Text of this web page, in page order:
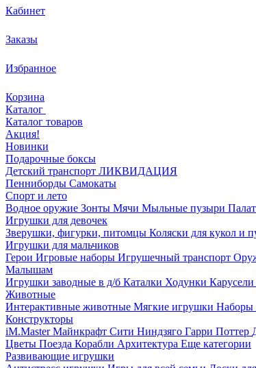
Кабинет
Заказы
Избранное
Корзина
Каталог
Каталог товаров
Акция!
Новинки
Подарочные боксы
Детский транспорт ЛИКВИДАЦИЯ
Пенниборды Самокаты
Спорт и лето
Водное оружие Зонты Мячи Мыльные пузыри
Игрушки для девочек
Зверушки, фигурки, питомцы Коляски для кукол и
Игрушки для мальчиков
Герои Игровые наборы Игрушечный транспорт
Малышам
Игрушки заводные в д/б Каталки Ходунки Карусели
Животные
Интерактивные животные Мягкие игрушки Наборы
Конструкторы
iM.Master Майнкрафт Сити Ниндзяго Гарри Поттер
Цветы Поезда Корабли Архитектура Еще категории
Развивающие игрушки